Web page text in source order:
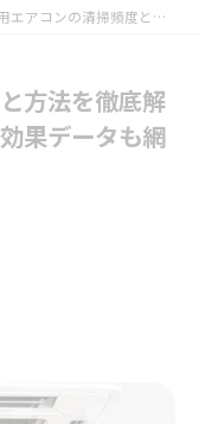
清掃頻度と方法を徹底解説｜料金相場や業者比較・効果データも網羅
方法を徹底解
果データも網